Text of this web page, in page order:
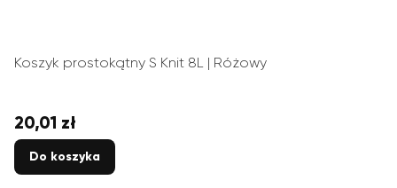
Koszyk prostokątny S Knit 8L | Różowy
Cena
20,01 zł
Do koszyka